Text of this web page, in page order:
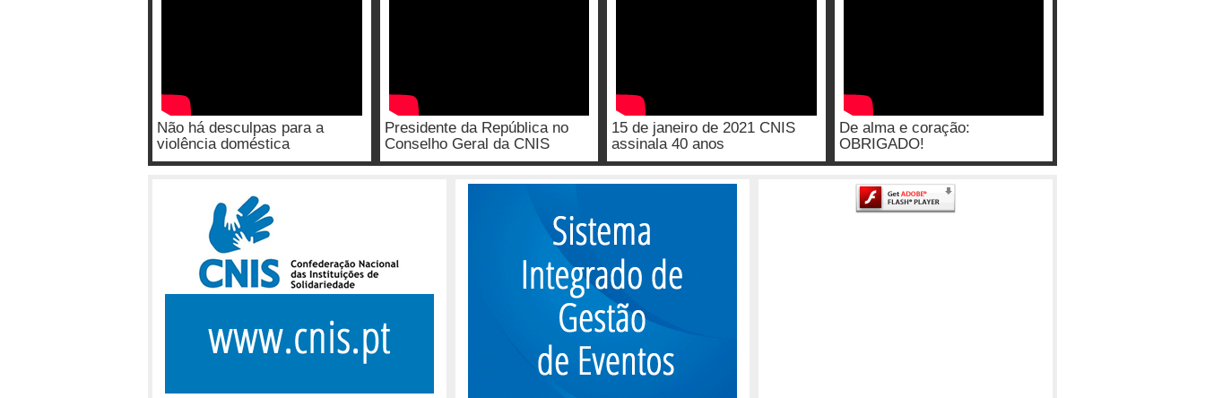
Não há desculpas para a
violência doméstica
Presidente da República no
Conselho Geral da CNIS
15 de janeiro de 2021 CNIS
assinala 40 anos
De alma e coração:
OBRIGADO!